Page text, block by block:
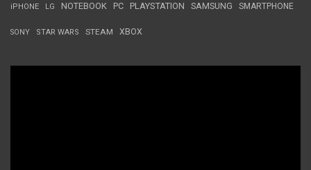
iPHONE LG NOTEBOOK PC PLAYSTATION SAMSUNG SMARTPHONE
SONY STAR WARS STEAM XBOX